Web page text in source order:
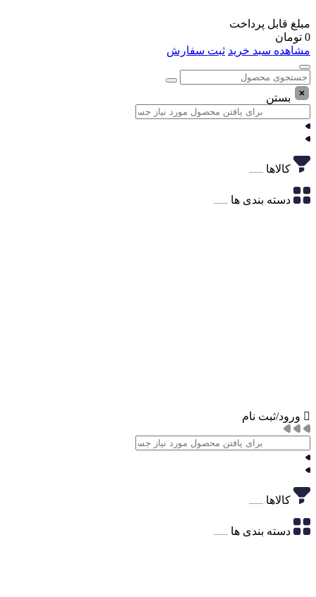
مبلغ قابل پرداخت
0 تومان
مشاهده سبد خرید ثبت سفارش
بستن
کالاها
دسته بندی ها
ورود/ثبت نام
کالاها
دسته بندی ها